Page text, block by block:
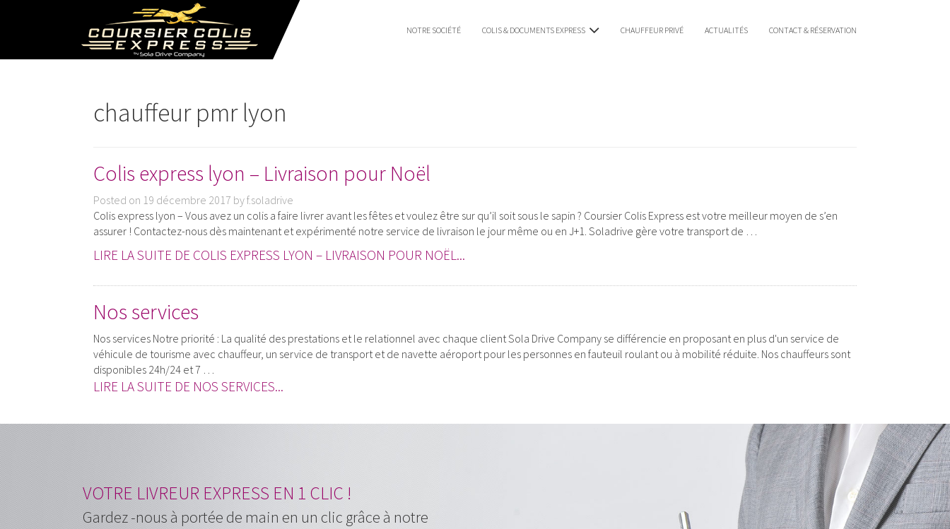
NOTRE SOCIÉTÉ COLIS & DOCUMENTS EXPRESS CHAUFFEUR PRIVÉ ACTUALITÉS CONTACT & RÉSERVATION
chauffeur pmr lyon
Colis express lyon – Livraison pour Noël
Posted on 19 décembre 2017 byf.soladrive
Colis express lyon – Vous avez un colis a faire livrer avant les fêtes et voulez être sur qu’il soit sous le sapin ? Coursier Colis Express est votre meilleur moyen de s’en
assurer ! Contactez-nous dès maintenant et expérimenté notre service de livraison le jour même ou en J+1. Soladrive gère votre transport de …
LIRE LA SUITE DE COLIS EXPRESS LYON – LIVRAISON POUR NOËL...
Nos services
Nos services Notre priorité : La qualité des prestations et le relationnel avec chaque client Sola Drive Company se différencie en proposant en plus d'un service de
véhicule de tourisme avec chauffeur, un service de transport et de navette aéroport pour les personnes en fauteuil roulant ou à mobilité réduite. Nos chauffeurs sont
disponibles 24h/24 et 7 …
LIRE LA SUITE DE NOS SERVICES...
VOTRE LIVREUR EXPRESS EN 1 CLIC !
Gardez -nous à portée de main en un clic grâce à notre